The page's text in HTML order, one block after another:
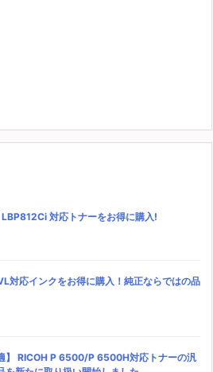
対応トナーをお得に購入!
対応インクをお得に購入！純正ならではの品
】 RICOH P 6500/P 6500H対応トナーの汎